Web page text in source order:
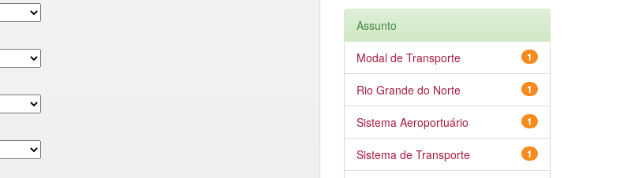
Assunto
1
Modal de Transporte
1
Rio Grande do Norte
1
Sistema Aeroportuário
1
Sistema de Transporte